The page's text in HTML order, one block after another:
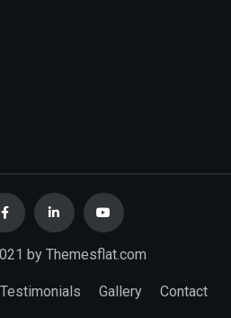
by Themesflat.com
Testimonials Gallery Contact